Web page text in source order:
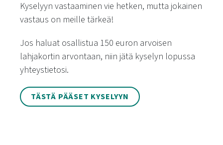
Kyselyyn vastaaminen vie hetken, mutta jokainen
vastaus on meille tärkeä!
Jos haluat osallistua 150 euron arvoisen
lahjakortin arvontaan, niin jätä kyselyn lopussa
yhteystietosi.
TÄSTÄ PÄÄSET KYSELYYN